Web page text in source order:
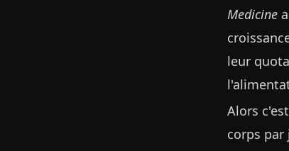
Medicine
leur
Alors
corps par